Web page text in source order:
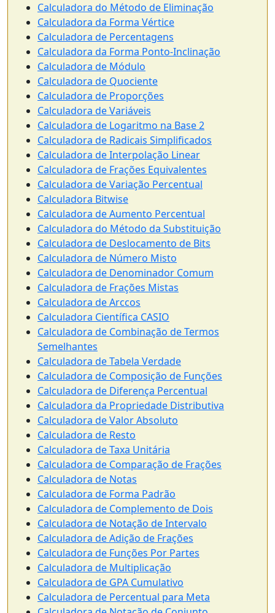
Calculadora do Método de Eliminação
Calculadora da Forma Vértice
Calculadora de Percentagens
Calculadora da Forma Ponto-Inclinação
Calculadora de Módulo
Calculadora de Quociente
Calculadora de Proporções
Calculadora de Variáveis
Calculadora de Logaritmo na Base 2
Calculadora de Radicais Simplificados
Calculadora de Interpolação Linear
Calculadora de Frações Equivalentes
Calculadora de Variação Percentual
Calculadora Bitwise
Calculadora de Aumento Percentual
Calculadora do Método da Substituição
Calculadora de Deslocamento de Bits
Calculadora de Número Misto
Calculadora de Denominador Comum
Calculadora de Frações Mistas
Calculadora de Arccos
Calculadora Científica CASIO
Calculadora de Combinação de Termos
Semelhantes
Calculadora de Tabela Verdade
Calculadora de Composição de Funções
Calculadora de Diferença Percentual
Calculadora da Propriedade Distributiva
Calculadora de Valor Absoluto
Calculadora de Resto
Calculadora de Taxa Unitária
Calculadora de Comparação de Frações
Calculadora de Notas
Calculadora de Forma Padrão
Calculadora de Complemento de Dois
Calculadora de Notação de Intervalo
Calculadora de Adição de Frações
Calculadora de Funções Por Partes
Calculadora de Multiplicação
Calculadora de GPA Cumulativo
Calculadora de Percentual para Meta